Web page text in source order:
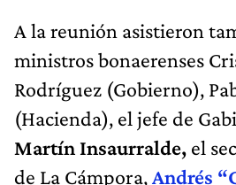
A la reunión asistieron
ministros bonaerenses
Rodríguez (Gobierno),
(Hacienda), el jefe de
Martín Insaurralde, el
de La Cámpora,Andrés